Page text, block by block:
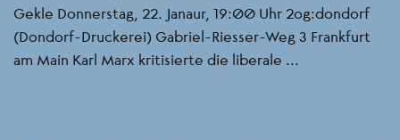
Gekle Donnerstag, 22. Janaur, 19:00 Uhr 2og:dondorf
(Dondorf-Druckerei) Gabriel-Riesser-Weg 3 Frankfurt
am Main Karl Marx kritisierte die liberale ...